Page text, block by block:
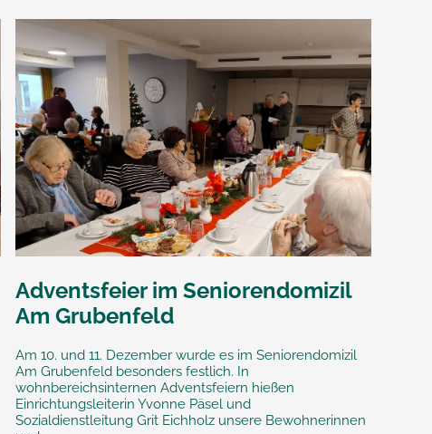
Adventsfeier im Seniorendomizil
Am Grubenfeld
Am 10. und 11. Dezember wurde es im Seniorendomizil
Am Grubenfeld besonders festlich. In
wohnbereichsinternen Adventsfeiern hießen
Einrichtungsleiterin Yvonne Päsel und
Sozialdienstleitung Grit Eichholz unsere Bewohnerinnen